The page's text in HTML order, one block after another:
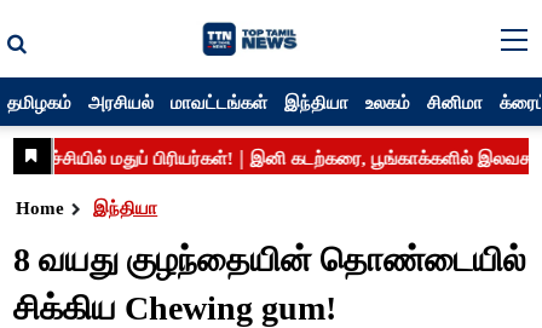
தமிழகம் அரசியல் மாவட்டங்கள் இந்தியா உலகம் சினிமா
Home இந்தியா
8 வயது குழந்தையின் தொண்டையில்
சிக்கிய Chewing gum!